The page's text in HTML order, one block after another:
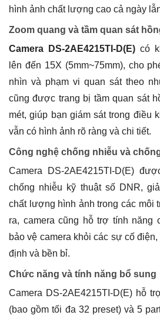
hình ảnh chất lượng cao cả ngày
Zoom quang và tầm quan sát
Camera DS-2AE4215TI-D(E) có
lên đến 15X (5mm~75mm), cho
nhìn và phạm vi quan sát theo
cũng được trang bị tầm quan sát
mét, giúp bạn giám sát trong điều
vẫn có hình ảnh rõ ràng và chi tiết.
Công nghệ chống nhiễu và
Camera DS-2AE4215TI-D(E)
chống nhiễu kỹ thuật số DNR,
chất lượng hình ảnh trong các môi
ra, camera cũng hỗ trợ tính năng
bảo vệ camera khỏi các sự cố
định và bền bỉ.
Chức năng và tính năng bổ sung
Camera DS-2AE4215TI-D(E) hỗ
(bao gồm tối đa 32 preset) và 5